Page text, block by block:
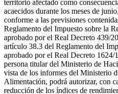
territorio afectado como
acaecidos durante los meses de
conforme a las previsiones
Reglamento del Impuesto sobre la
aprobado por el Real Decreto 439/
artículo 38.3 del Reglamento del
aprobado por el Real Decreto 1624/
persona titular del Ministerio de
vista de los informes del Ministerio
Alimentación, podrá autorizar, con
reducción de los índices de